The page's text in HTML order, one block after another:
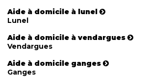
Aide à domicile à lunel
Lunel
Aide à domicile à vendargues
Vendargues
Aide à domicile ganges
Ganges